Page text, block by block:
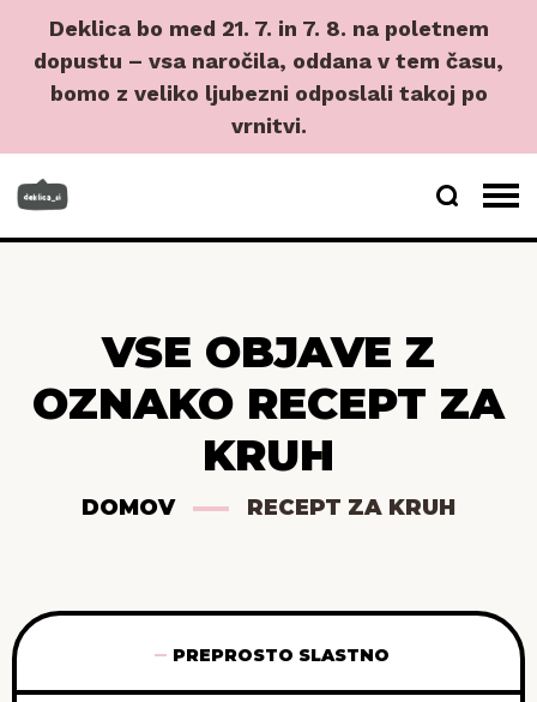
Deklica bo med 21. 7. in 7. 8. na poletnem
dopustu – vsa naročila, oddana v tem času,
bomo z veliko ljubezni odposlali takoj po
vrnitvi.
VSE OBJAVE Z
OZNAKO RECEPT ZA
KRUH
DOMOV RECEPT ZA KRUH
PREPROSTO SLASTNO